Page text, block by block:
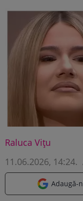
Raluca Vițu
11.06.2026, 14:24.
Adaugă-